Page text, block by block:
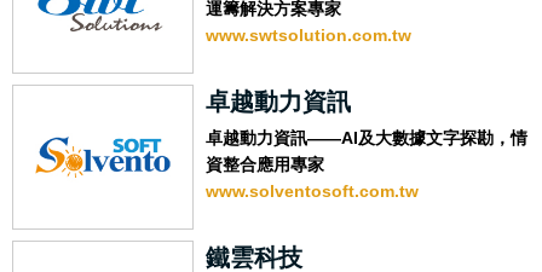
運籌解決方案專家
www.swtsolution.com.tw
卓越動力資訊
卓越動力資訊——AI及大數據文字探勘，情
資整合應用專家
www.solventosoft.com.tw
鐵雲科技